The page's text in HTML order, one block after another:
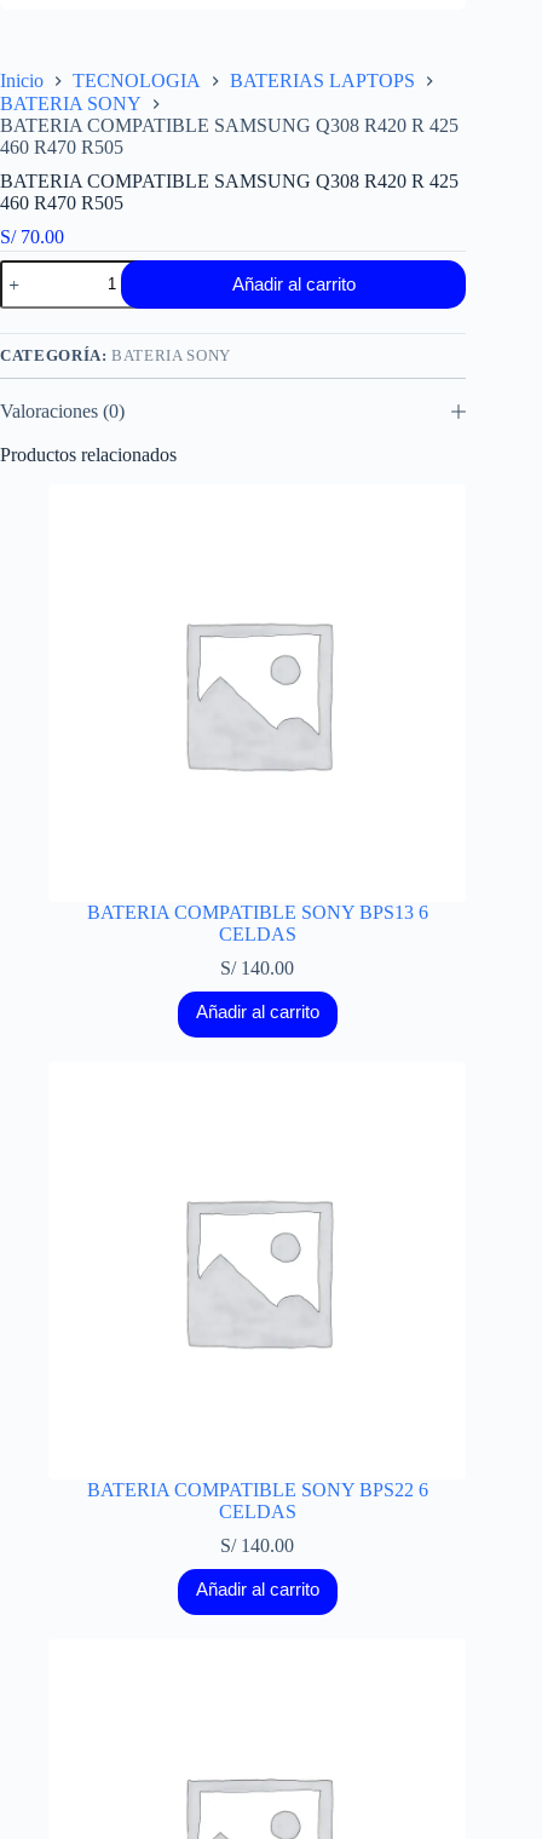
Inicio TECNOLOGIA
BATERIAS LAPTOPS
BATERIA SONY
BATERIA COMPATIBLE SAMSUNG Q308 R420 R 425
460 R470 R505
BATERIA COMPATIBLE SAMSUNG Q308 R420 R 425
460 R470 R505
S/70.00
BATERIA
COMPATIBLE
SAMSUNG
Q308
R420
460
R505
Añadir al carrito
CATEGORÍA:BATERIA SONY
Valoraciones (0)
Productos relacionados
BATERIA COMPATIBLE SONY BPS13 6
CELDAS
S/140.00
Añadir al carrito
BATERIA COMPATIBLE SONY BPS22 6
CELDAS
S/140.00
Añadir al carrito